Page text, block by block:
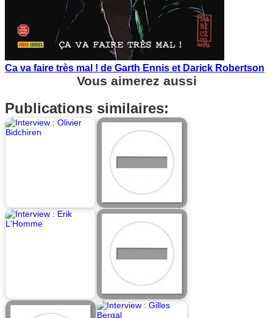
Ca va faire très mal ! de Garth Ennis et Darick Robertson
Vous aimerez aussi
Publications similaires: